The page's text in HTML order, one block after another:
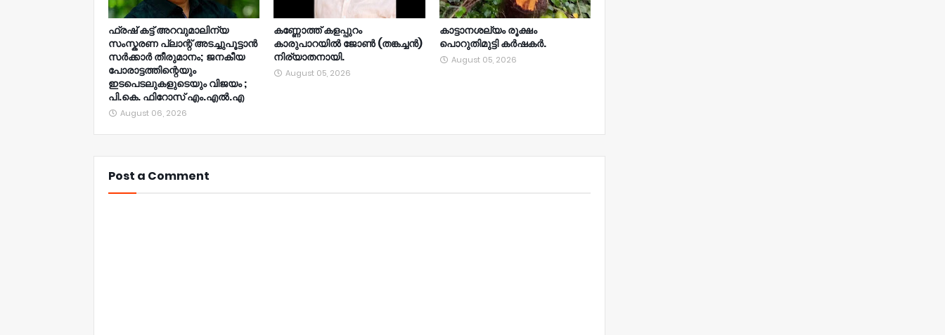
ഫ്രഷ് കട്ട് അറവുമാലിന്യ
സംസ്കരണ പ്ലാന്റ് അടച്ചുപൂട്ടാൻ
സർക്കാർ തീരുമാനം; ജനകീയ
പോരാട്ടത്തിന്റെയും
ഇടപെടലുകളുടെയും വിജയം ;
പി.കെ. ഫിറോസ് എം.എൽ‍.എ
August 06, 2026
കണ്ണോത്ത് കളപ്പുറം
കാരുപാറയിൽ ജോൺ (തങ്കച്ചൻ)
നിര്യാതനായി.
August 05, 2026
കാട്ടാനശല്യം രൂക്ഷം
പൊറുതിമുട്ടി കർഷകർ.
August 05, 2026
Post a Comment